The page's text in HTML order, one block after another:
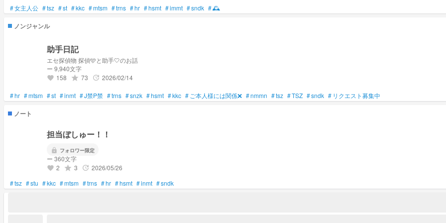
#女主人公 #tsz #st #kkc #mtsm #trns #hr #hsmt #immt #sndk #🕰
ノンジャンル
助手日記
エセ探偵物 探偵🩵と助手‎🤍のお話
ー 9,940文字
favorite 158 grade 73 update 2026/02/14
#hr #mtsm #st #inmt #J禁P禁 #trns #snzk #hsmt #kkc # ご本人様には関係❌ #nmmn #tsz #TSZ #sndk # リクエスト募集中
ノート
担当ぼしゅー！！
lock フォロワー限定
ー 360文字
favorite 2 grade 3 update 2026/05/26
#tsz #stu #kkc #mtsm #trns #hr #hsmt #inmt #sndk